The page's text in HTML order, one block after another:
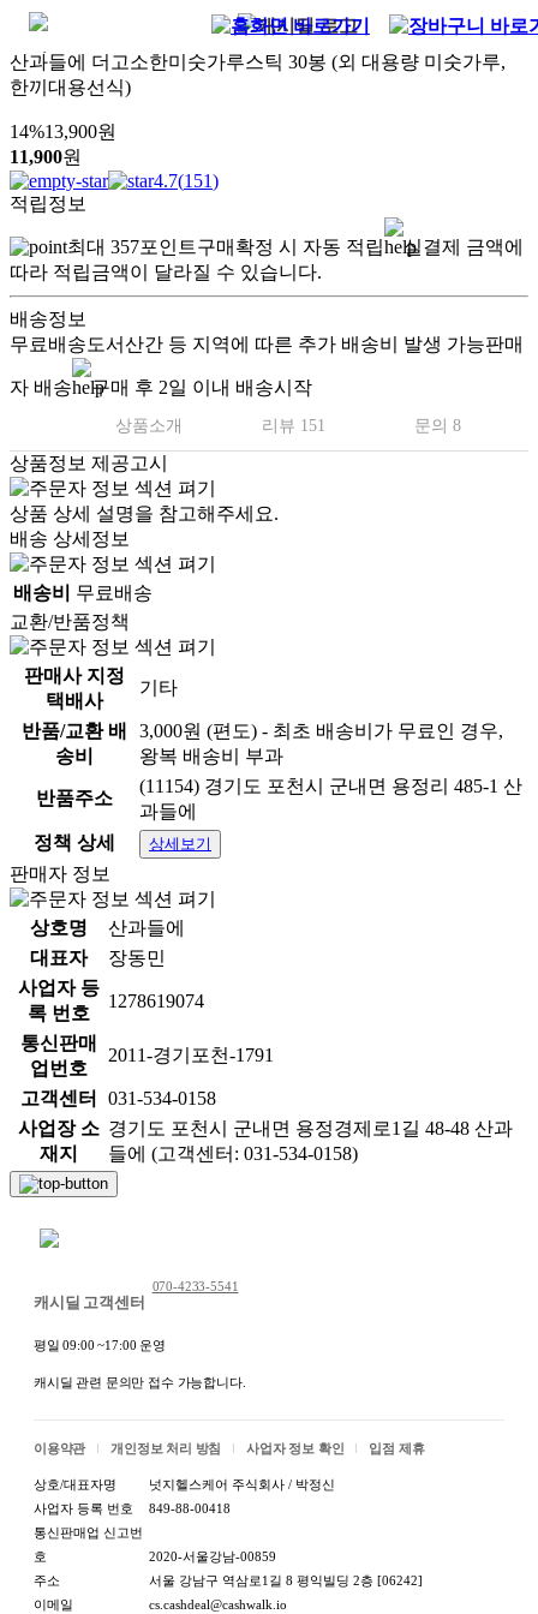
산과들에 더고소한미숫가루스틱 30봉 (외 대용량 미숫가루,
한끼대용선식)
14%13,900원
11,900원
4.7(151)
적립정보
최대 357포인트구매확정 시 자동 적립
실결제 금액에
따라 적립금액이 달라질 수 있습니다.
배송정보
무료배송도서산간 등 지역에 따른 추가 배송비 발생 가능판매
자 배송 구매 후 2일 이내 배송시작
상품소개 리뷰 151 문의 8
상품정보 제공고시
상품 상세 설명을 참고해주세요.
배송 상세정보
배송비
무료배송
교환/반품정책
판매사 지정
택배사
기타
반품/교환 배
송비
3,000원 (편도) - 최초 배송비가 무료인 경우,
왕복 배송비 부과
반품주소
(11154) 경기도 포천시 군내면 용정리 485-1 산
과들에
정책 상세
상세보기
판매자 정보
상호명
산과들에
대표자
장동민
사업자 등
록 번호
1278619074
통신판매
업번호
2011-경기포천-1791
고객센터
031-534-0158
사업장 소
재지
경기도 포천시 군내면 용정경제로1길 48-48 산과
들에 (고객센터: 031-534-0158)
캐시딜 고객센터
070-4233-5541
평일 09:00 ~17:00 운영
캐시딜 관련 문의만 접수 가능합니다.
이용약관 개인정보 처리 방침 사업자 정보 확인 입점 제휴
상호/대표자명
넛지헬스케어 주식회사 / 박정신
사업자 등록 번호
849-88-00418
통신판매업 신고번
호
2020-서울강남-00859
주소
서울 강남구 역삼로1길 8 평익빌딩 2층 [06242]
이메일
cs.cashdeal@cashwalk.io